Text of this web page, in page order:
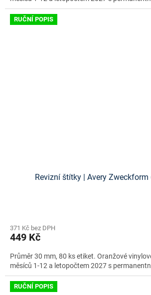
RUČNÍ POPIS
Revizní štítky | Avery Zweckform
371 Kč bez DPH
449 Kč
Průměr 30 mm, 80 ks etiket. Oranžové
měsíců 1-12 a letopočtem 2027 s
RUČNÍ POPIS